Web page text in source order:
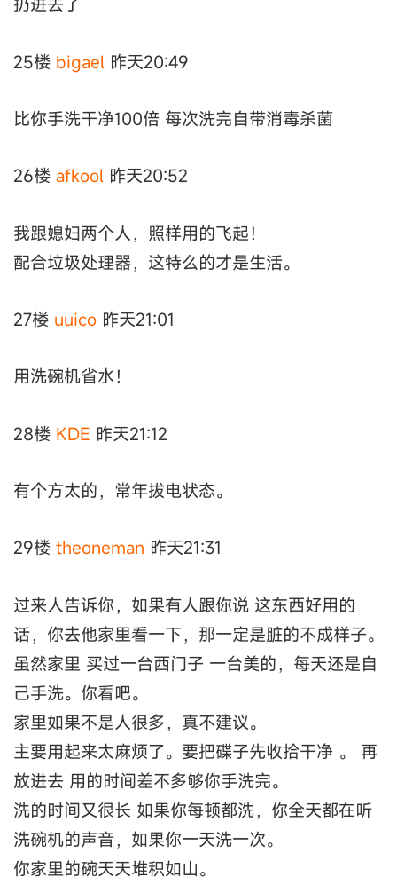
25楼 bigael 昨天20:49
比你手洗干净100倍 每次洗完自带消毒杀菌
26楼 afkool 昨天20:52
我跟媳妇两个人，照样用的飞起！
配合垃圾处理器，这特么的才是生活。
27楼 uuico 昨天21:01
用洗碗机省水！
28楼 KDE 昨天21:12
有个方太的，常年拔电状态。
29楼 theoneman 昨天21:31
过来人告诉你，如果有人跟你说 这东西好用的
话，你去他家里看一下，那一定是脏的不成样子。
虽然家里 买过一台西门子 一台美的，每天还是自
己手洗。你看吧。
家里如果不是人很多，真不建议。
主要用起来太麻烦了。要把碟子先收拾干净 。 再
放进去 用的时间差不多够你手洗完。
洗的时间又很长 如果你每顿都洗，你全天都在听
洗碗机的声音，如果你一天洗一次。
你家里的碗天天堆积如山。